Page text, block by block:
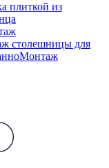
плиткой из
столешницы для
Монтаж